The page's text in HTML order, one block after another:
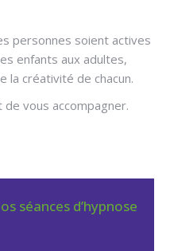
personnes soient actives
enfants aux adultes,
la créativité de chacun.
vous accompagner.
séances d’hypnose